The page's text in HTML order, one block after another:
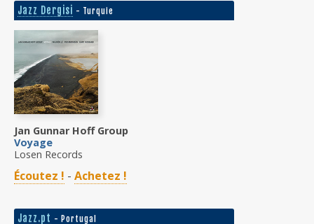
Jazz Dergisi - Turquie
Jan Gunnar Hoff Group
Voyage
Losen Records
Écoutez ! - Achetez !
Jazz.pt - Portugal